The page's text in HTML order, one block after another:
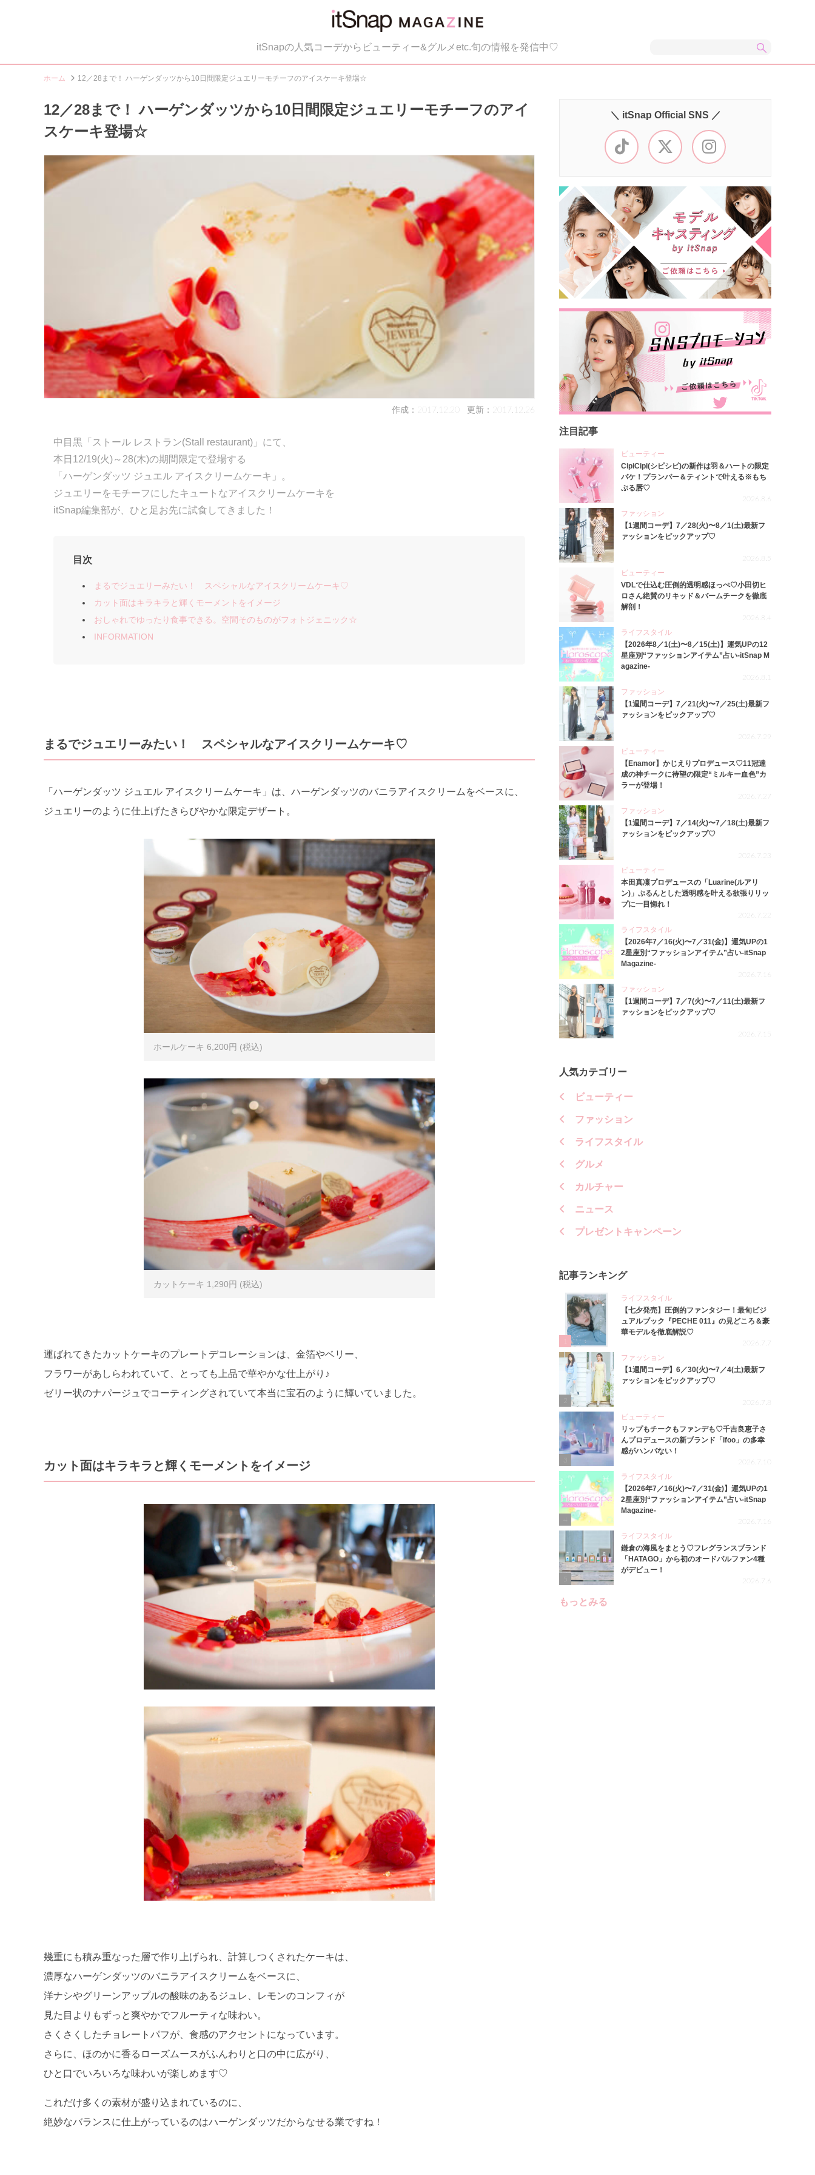
itSnapの人気コーデからビューティー&グルメetc.旬の情報を発信中♡
ホーム 12／28まで！ ハーゲンダッツから10日間限定ジュエリーモチーフのアイスケーキ登場☆
12／28まで！ ハーゲンダッツから10日間限定ジュエリーモチーフのアイ
スケーキ登場☆
作成：2017.12.20 更新：2017.12.26
中目黒「ストール レストラン(Stall restaurant)」にて、
本日12/19(火)～28(木)の期間限定で登場する
「ハーゲンダッツ ジュエル アイスクリームケーキ」。
ジュエリーをモチーフにしたキュートなアイスクリームケーキを
itSnap編集部が、ひと足お先に試食してきました！
目次
まるでジュエリーみたい！ スペシャルなアイスクリームケーキ♡
カット面はキラキラと輝くモーメントをイメージ
おしゃれでゆったり食事できる。空間そのものがフォトジェニック☆
INFORMATION
まるでジュエリーみたい！ スペシャルなアイスクリームケーキ♡
「ハーゲンダッツ ジュエル アイスクリームケーキ」は、ハーゲンダッツのバニラアイスクリームをベースに、
ジュエリーのように仕上げたきらびやかな限定デザート。
ホールケーキ 6,200円 (税込)
カットケーキ 1,290円 (税込)
運ばれてきたカットケーキのプレートデコレーションは、金箔やベリー、
フラワーがあしらわれていて、とっても上品で華やかな仕上がり♪
ゼリー状のナパージュでコーティングされていて本当に宝石のように輝いていました。
カット面はキラキラと輝くモーメントをイメージ
幾重にも積み重なった層で作り上げられ、計算しつくされたケーキは、
濃厚なハーゲンダッツのバニラアイスクリームをベースに、
洋ナシやグリーンアップルの酸味のあるジュレ、レモンのコンフィが
見た目よりもずっと爽やかでフルーティな味わい。
さくさくしたチョレートパフが、食感のアクセントになっています。
さらに、ほのかに香るローズムースがふんわりと口の中に広がり、
ひと口でいろいろな味わいが楽しめます♡
これだけ多くの素材が盛り込まれているのに、
絶妙なバランスに仕上がっているのはハーゲンダッツだからなせる業ですね！
＼ itSnap Official SNS ／
注目記事
ビューティー
CipiCipi(シピシピ)の新作は羽＆ハートの限定
パケ！プランパー＆ティントで叶える※もち
ぷる唇♡
2026.8.6
ファッション
【1週間コーデ】7／28(火)〜8／1(土)最新フ
ァッションをピックアップ♡
2026.8.5
ビューティー
VDLで仕込む圧倒的透明感ほっぺ♡小田切ヒ
ロさん絶賛のリキッド＆バームチークを徹底
解剖！
2026.8.4
ライフスタイル
【2026年8／1(土)〜8／15(土)】運気UPの12
星座別“ファッションアイテム”占い-itSnap M
agazine-
2026.8.1
ファッション
【1週間コーデ】7／21(火)〜7／25(土)最新フ
ァッションをピックアップ♡
2026.7.29
ビューティー
【Enamor】かじえりプロデュース♡11冠達
成の神チークに待望の限定“ミルキー血色”カ
ラーが登場！
2026.7.27
ファッション
【1週間コーデ】7／14(火)〜7／18(土)最新フ
ァッションをピックアップ♡
2026.7.23
ビューティー
本田真凜プロデュースの「Luarine(ルアリ
ン)」ぷるんとした透明感を叶える欲張りリッ
プに一目惚れ！
2026.7.22
ライフスタイル
【2026年7／16(火)〜7／31(金)】運気UPの1
2星座別“ファッションアイテム”占い-itSnap
Magazine-
2026.7.16
ファッション
【1週間コーデ】7／7(火)〜7／11(土)最新フ
ァッションをピックアップ♡
2026.7.15
人気カテゴリー
ビューティー
ファッション
ライフスタイル
グルメ
カルチャー
ニュース
プレゼントキャンペーン
記事ランキング
ライフスタイル
【七夕発売】圧倒的ファンタジー！最旬ビジ
ュアルブック『PECHE 011』の見どころ＆豪
華モデルを徹底解説♡
2026.7.7
ファッション
【1週間コーデ】6／30(火)〜7／4(土)最新フ
ァッションをピックアップ♡
2026.7.8
3
ビューティー
リップもチークもファンデも♡千吉良恵子さ
んプロデュースの新ブランド「ifoo」の多幸
感がハンパない！
2026.7.10
4
ライフスタイル
【2026年7／16(火)〜7／31(金)】運気UPの1
2星座別“ファッションアイテム”占い-itSnap
Magazine-
2026.7.16
ライフスタイル
鎌倉の海風をまとう♡フレグランスブランド
「HATAGO」から初のオードパルファン4種
がデビュー！
2026.7.6
もっとみる